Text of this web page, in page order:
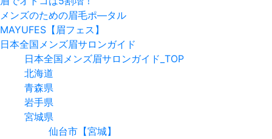
メンズのための眉毛ポ―タル
MAYUFES【眉フェス】
日本全国メンズ眉サロンガイド
日本全国メンズ眉サロンガイド_TOP
北海道
青森県
岩手県
宮城県
仙台市【宮城】